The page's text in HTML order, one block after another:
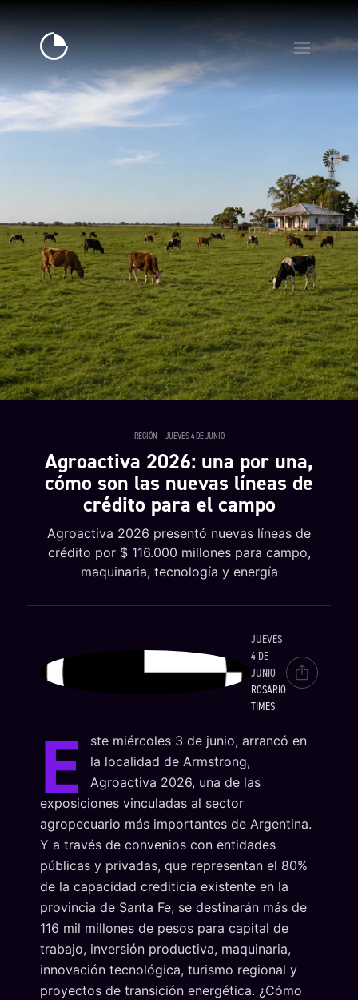
REGIÓN — JUEVES 4 DE JUNIO
Agroactiva 2026: una por una,
cómo son las nuevas líneas de
crédito para el campo
Agroactiva 2026 presentó nuevas líneas de
crédito por $ 116.000 millones para campo,
maquinaria, tecnología y energía
JUEVES
4 DE
JUNIO
ROSARIO
TIMES
E
ste miércoles 3 de junio, arrancó en
la localidad de Armstrong,
Agroactiva 2026, una de las
exposiciones vinculadas al sector
agropecuario más importantes de Argentina.
Y a través de convenios con entidades
públicas y privadas, que representan el 80%
de la capacidad crediticia existente en la
provincia de Santa Fe, se destinarán más de
116 mil millones de pesos para capital de
trabajo, inversión productiva, maquinaria,
innovación tecnológica, turismo regional y
proyectos de transición energética. ¿Cómo